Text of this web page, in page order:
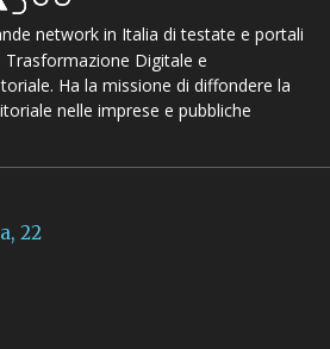
network in Italia di testate e portali
Digitale e
Ha la missione di diffondere la
nelle imprese e pubbliche
22